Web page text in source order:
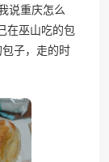
说重庆怎么
在巫山吃的包
子，走的时